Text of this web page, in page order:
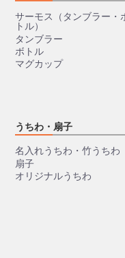
サーモス（タンブラー・
トル）
タンブラー
ボトル
マグカップ
うちわ・扇子
名入れうちわ・竹うちわ
扇子
オリジナルうちわ